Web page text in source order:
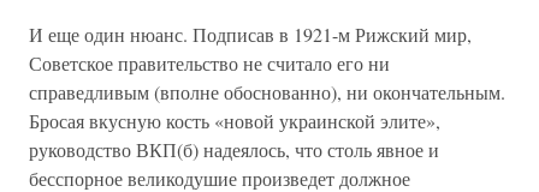
И еще один нюанс. Подписав в 1921-м Рижский мир,
Советское правительство не считало его ни
справедливым (вполне обоснованно), ни окончательным.
Бросая вкусную кость «новой украинской элите»,
руководство ВКП(б) надеялось, что столь явное и
бесспорное великодушие произведет должное